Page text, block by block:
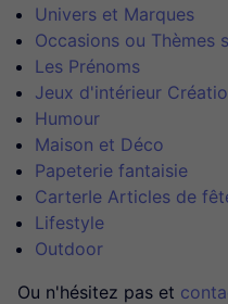
Univers et Marques
Occasions ou Thèmes
Les Prénoms
Jeux d'intérieur
Humour
Maison et Déco
Papeterie fantaisie
CarterIe Articles de
Lifestyle
Outdoor
Ou n'hésitez pas et